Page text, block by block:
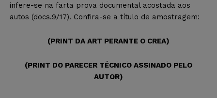
infere-se na farta prova documental acostada aos
autos (docs.9/17). Confira-se a título de amostragem:
(PRINT DA ART PERANTE O CREA)
(PRINT DO PARECER TÉCNICO ASSINADO PELO
AUTOR)